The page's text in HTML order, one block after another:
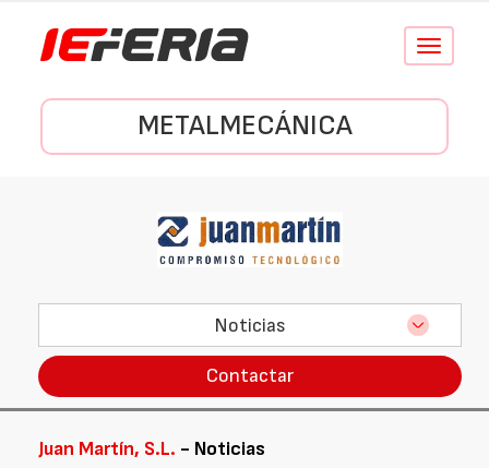
Conmutar
METALMECÁNICA
Noticias
Contactar
Juan Martín, S.L. - Noticias